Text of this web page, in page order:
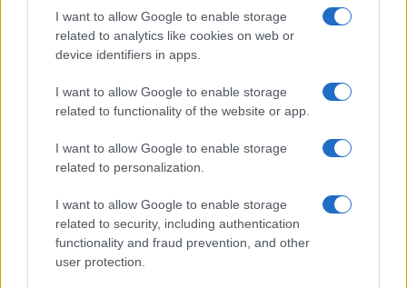
I want to allow Google to enable storage
related to analytics like cookies on web or
device identifiers in apps.
I want to allow Google to enable storage
related to functionality of the website or app.
I want to allow Google to enable storage
related to personalization.
I want to allow Google to enable storage
related to security, including authentication
functionality and fraud prevention, and other
user protection.
Incidente sulla strada provinciale ad Arzachena,
un ferito
Sangue, musica e solidarietà con Avis Olbia al
Delta Center
Meteo Olbia 9 agosto, temperature in calo
Salmo finisce in ospedale a Catania, ma il tour
va avanti: “Sicilia, ci sono”